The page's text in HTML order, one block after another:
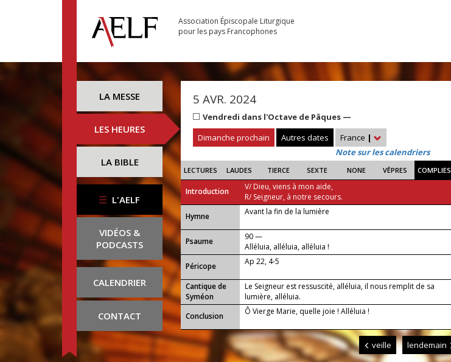
Association Épiscopale Liturgique
pour les pays Francophones
LA MESSE
LES HEURES
LA BIBLE
L'AELF
VIDÉOS &
PODCASTS
CALENDRIER
CONTACT
5 AVR. 2024
Vendredi dans l'Octave de Pâques —
Dimanche prochain
Autres dates France |
Note sur les calendriers
LECTURES LAUDES TIERCE SEXTE NONE VÊPRES COMPLIES
Introduction
V/ Dieu, viens à mon aide,
R/ Seigneur, à notre secours.
...
Hymne Avant la fin de la lumière
Psaume
90 —
Alléluia, alléluia, alléluia !
Péricope
Ap 22, 4-5
Cantique de
Syméon
Le Seigneur est ressuscité, alléluia, il nous remplit de sa
lumière, alléluia.
Conclusion
Ô Vierge Marie, quelle joie ! Alléluia !
veille lendemain